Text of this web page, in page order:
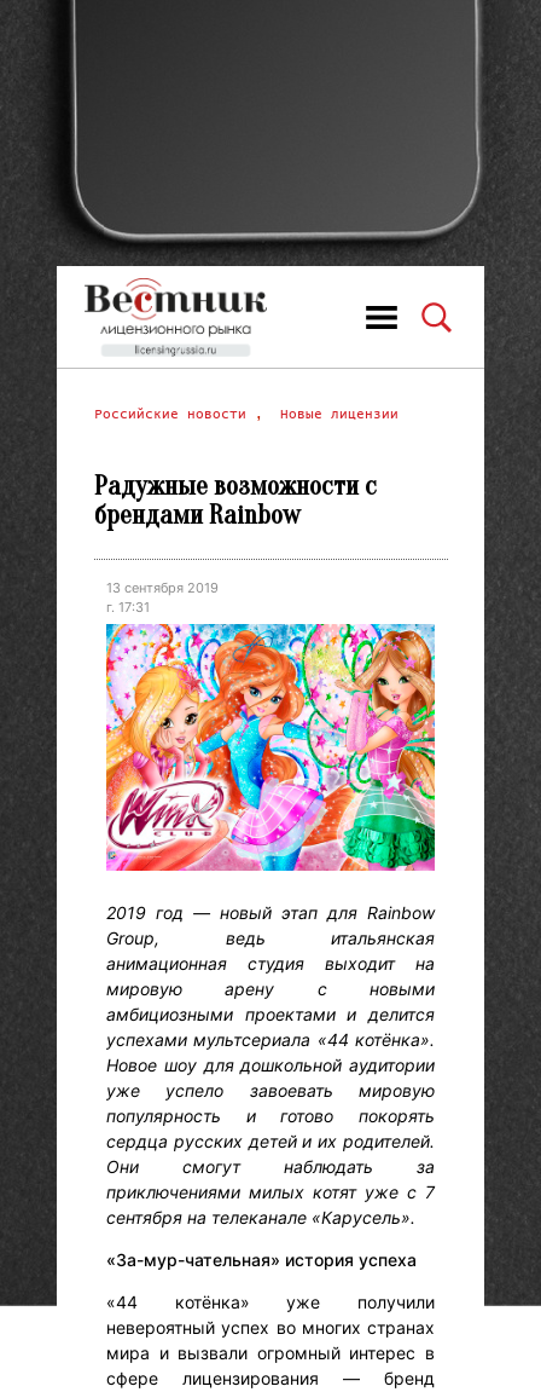
Российские новости , Новые лицензии
Радужные возможности с
брендами Rainbow
13 сентября 2019
г. 17:31
2019 год — новый этап для Rainbow
Group, ведь итальянская
анимационная студия выходит на
мировую арену с новыми
амбициозными проектами и делится
успехами мультсериала «44 котёнка».
Новое шоу для дошкольной аудитории
уже успело завоевать мировую
популярность и готово покорять
сердца русских детей и их родителей.
Они смогут наблюдать за
приключениями милых котят уже с 7
сентября на телеканале «Карусель».
«За-мур-чательная» история успеха
«44 котёнка» уже получили
невероятный успех во многих странах
мира и вызвали огромный интерес в
сфере лицензирования — бренд